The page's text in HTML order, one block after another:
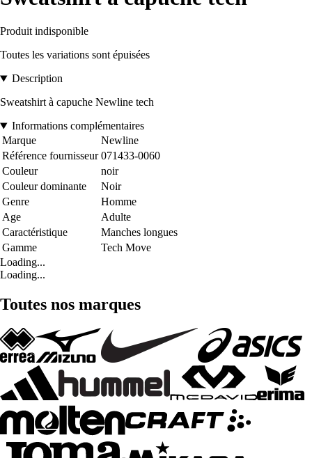
Produit indisponible
Toutes les variations sont épuisées
Description
Sweatshirt à capuche Newline tech
Informations complémentaires
Marque
Newline
Référence fournisseur 071433-0060
Couleur
noir
Couleur dominante
Noir
Genre
Homme
Age
Adulte
Caractéristique
Manches longues
Gamme
Tech Move
Loading...
Loading...
Toutes nos marques